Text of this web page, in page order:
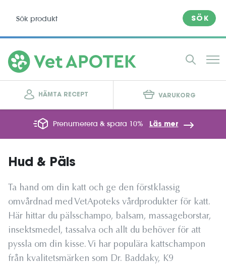
SÖK
HÄMTA RECEPT VARUKORG
Prenumerera & spara 10% Läs mer
Hud & Päls
Ta hand om din katt och ge den förstklassig
omvårdnad med VetApoteks vårdprodukter för katt.
Här hittar du pälsschampo, balsam, massageborstar,
insektsmedel, tassalva och allt du behöver för att
pyssla om din kisse. Vi har populära kattschampon
från kvalitetsmärken som Dr. Baddaky, K9